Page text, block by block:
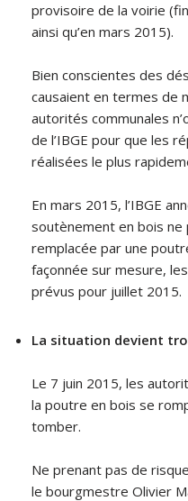
provisoire de la voirie
ainsi qu’en mars 2015).
Bien conscientes des
causaient en termes de
autorités communales
de l’IBGE pour que les
réalisées le plus
En mars 2015, l’IBGE
soutènement en bois
remplacée par une
façonnée sur mesure,
prévus pour juillet 2015.
La situation devient
Le 7 juin 2015, les
la poutre en bois se
tomber.
Ne prenant pas de
le bourgmestre Olivier